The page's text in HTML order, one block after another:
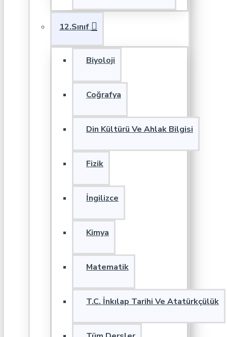
12.Sınıf
Biyoloji
Coğrafya
Din Kültürü Ve Ahlak Bilgisi
Fizik
İngilizce
Kimya
Matematik
T.C. İnkılap Tarihi Ve Atatürkçülük